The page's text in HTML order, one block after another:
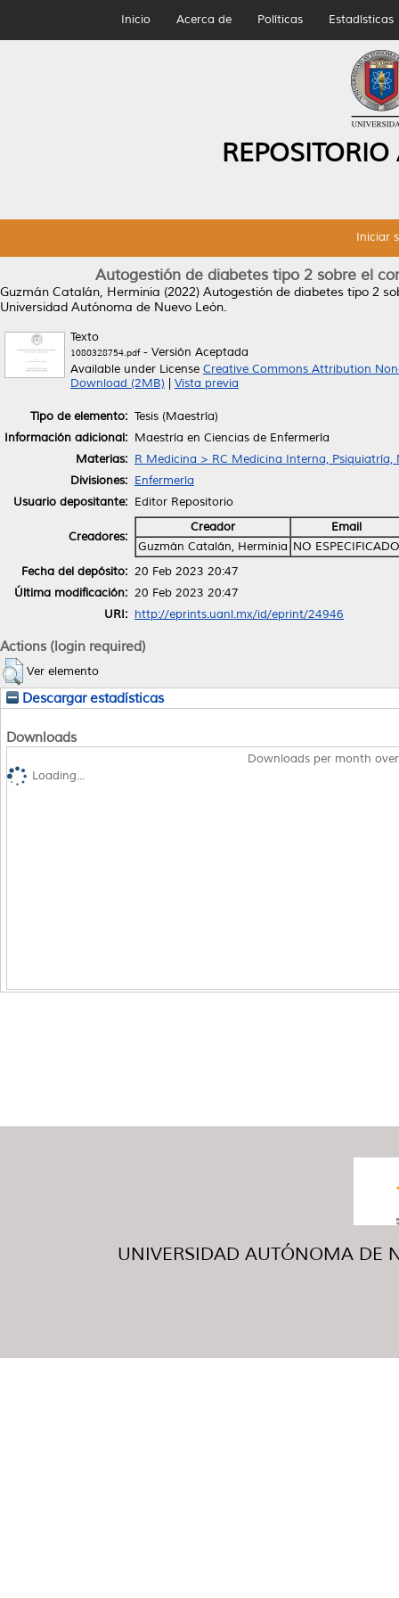
Inicio Acerca de Políticas Estadísticas
Iniciar
Autogestión de diabetes tipo 2 sobre el
Guzmán Catalán, Herminia (2022) Autogestión de diabetes tipo 2
Universidad Autónoma de Nuevo León.
Texto
1080328754.pdf- Versión Aceptada
Available under License Creative Commons Attribution
Download (2MB)
Vista previa
Tipo de elemento: Tesis (Maestría)
Información adicional: Maestría en Ciencias de Enfermería
Materias: R Medicina > RC Medicina Interna, Psiquiatría,
Divisiones: Enfermería
Usuario depositante: Editor Repositorio
Creadores:
Creador
Email
Guzmán Catalán, Herminia NO ESPECIFICADO
Fecha del depósito: 20 Feb 2023 20:47
Última modificación: 20 Feb 2023 20:47
URI: http://eprints.uanl.mx/id/eprint/24946
Actions (login required)
Ver elemento
Descargar estadísticas
Downloads
Downloads per month
Loading...
UNIVERSIDAD AUTÓNOMA DE